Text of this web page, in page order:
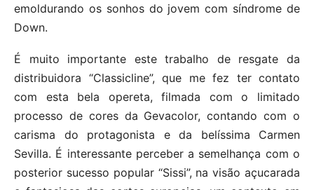
emoldurando os sonhos do jovem com síndrome de
Down.
É muito importante este trabalho de resgate da
distribuidora “Classicline”, que me fez ter contato
com esta bela opereta, filmada com o limitado
processo de cores da Gevacolor, contando com o
carisma do protagonista e da belíssima Carmen
Sevilla. É interessante perceber a semelhança com o
posterior sucesso popular “Sissi”, na visão açucarada